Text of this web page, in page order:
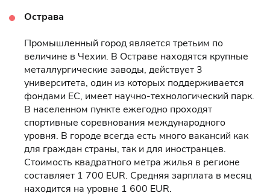
Острава
Промышленный город является третьим по
величине в Чехии. В Остраве находятся крупные
металлургические заводы, действует 3
университета, один из которых поддерживается
фондами ЕС, имеет научно-технологический парк.
В населенном пункте ежегодно проходят
спортивные соревнования международного
уровня. В городе всегда есть много вакансий как
для граждан страны, так и для иностранцев.
Стоимость квадратного метра жилья в регионе
составляет 1 700 EUR. Средняя зарплата в месяц
находится на уровне 1 600 EUR.